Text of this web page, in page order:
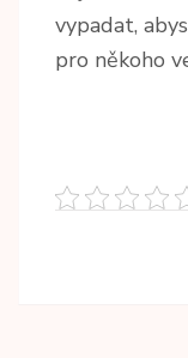
vypadat,
pro někoho